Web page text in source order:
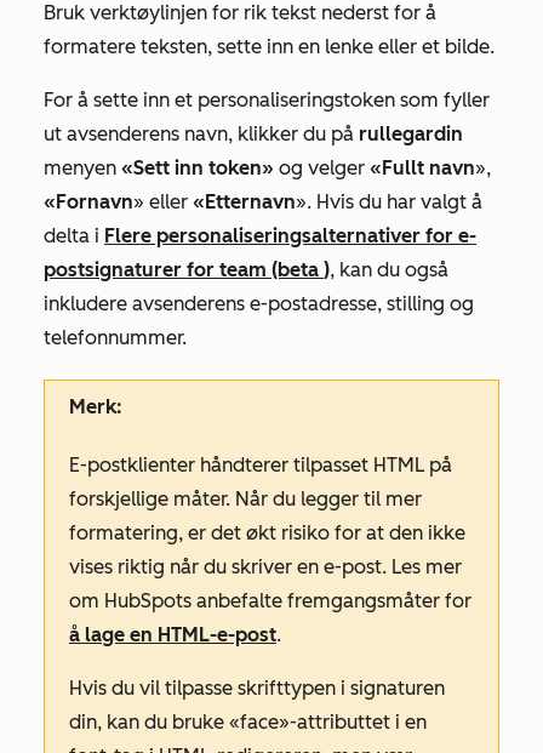
Bruk verktøylinjen for rik tekst nederst for å
formatere teksten, sette inn en lenke eller et bilde.
For å sette inn et personaliseringstoken som fyller
ut avsenderens navn, klikker du på rullegardin
menyen «Sett inn token» og velger «Fullt navn»,
«Fornavn» eller «Etternavn». Hvis du har valgt å
delta i Flere personaliseringsalternativer for e-
postsignaturer for team (beta ), kan du også
inkludere avsenderens e-postadresse, stilling og
telefonnummer.
Merk:
E-postklienter håndterer tilpasset HTML på
forskjellige måter. Når du legger til mer
formatering, er det økt risiko for at den ikke
vises riktig når du skriver en e-post. Les mer
om HubSpots anbefalte fremgangsmåter for
å lage en HTML-e-post.
Hvis du vil tilpasse skrifttypen i signaturen
din, kan du bruke «face»-attributtet i en